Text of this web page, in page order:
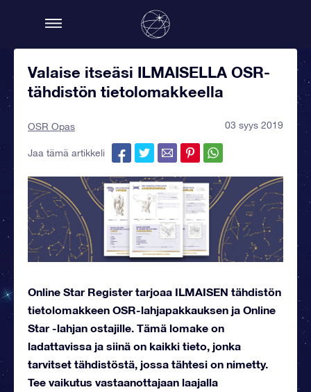
Valaise itseäsi ILMAISELLA OSR-
tähdistön tietolomakkeella
OSR Opas 03 syys 2019
Jaa tämä artikkeli
Online Star Register tarjoaa ILMAISEN tähdistön
tietolomakkeen OSR-lahjapakkauksen ja Online
Star -lahjan ostajille. Tämä lomake on
ladattavissa ja siinä on kaikki tieto, jonka
tarvitset tähdistöstä, jossa tähtesi on nimetty.
Tee vaikutus vastaanottajaan laajalla